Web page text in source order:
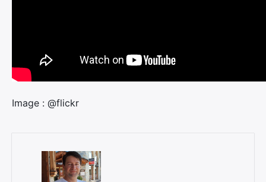
Image : @flickr